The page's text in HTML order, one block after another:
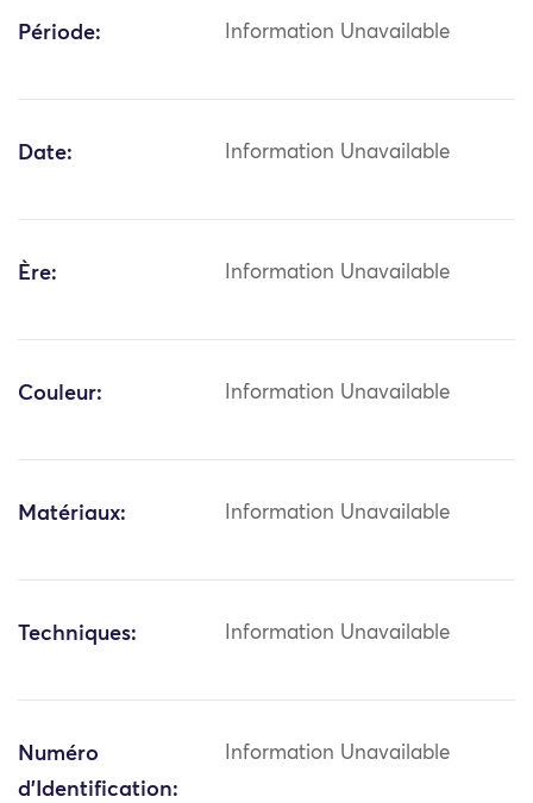
Période: Information Unavailable
Date: Information Unavailable
Ère: Information Unavailable
Couleur: Information Unavailable
Matériaux: Information Unavailable
Techniques: Information Unavailable
Numéro
d'Identification:
Information Unavailable